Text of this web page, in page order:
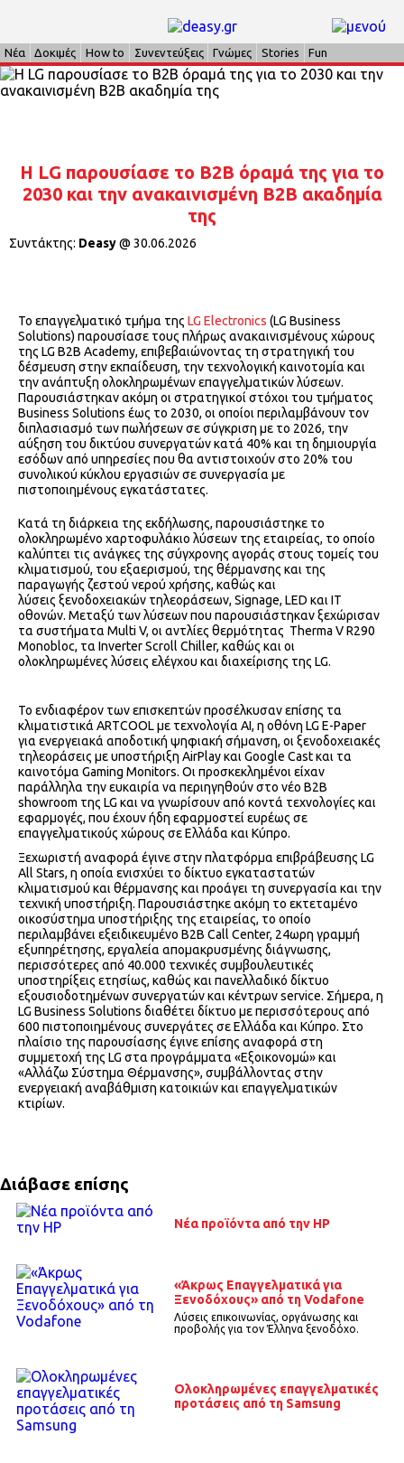
Νέα Δοκιμές How to Συνεντεύξεις Γνώμες Stories Fun
Η LG παρουσίασε το B2B όραμά της για το
2030 και την ανακαινισμένη Β2Β ακαδημία
της
Συντάκτης: Deasy@ 30.06.2026
Το επαγγελματικό τμήμα της LG Electronics (LG Business
Solutions) παρουσίασε τους πλήρως ανακαινισμένους χώρους
της LG B2B Academy, επιβεβαιώνοντας τη στρατηγική του
δέσμευση στην εκπαίδευση, την τεχνολογική καινοτομία και
την ανάπτυξη ολοκληρωμένων επαγγελματικών λύσεων.
Παρουσιάστηκαν ακόμη οι στρατηγικοί στόχοι του τμήματος
Business Solutions έως το 2030, οι οποίοι περιλαμβάνουν τον
διπλασιασμό των πωλήσεων σε σύγκριση με το 2026, την
αύξηση του δικτύου συνεργατών κατά 40% και τη δημιουργία
εσόδων από υπηρεσίες που θα αντιστοιχούν στο 20% του
συνολικού κύκλου εργασιών σε συνεργασία με
πιστοποιημένους εγκατάστατες.
Κατά τη διάρκεια της εκδήλωσης, παρουσιάστηκε το
ολοκληρωμένο χαρτοφυλάκιο λύσεων της εταιρείας, το οποίο
καλύπτει τις ανάγκες της σύγχρονης αγοράς στους τομείς του
κλιματισμού, του εξαερισμού, της θέρμανσης και της
παραγωγής ζεστού νερού χρήσης, καθώς και
λύσεις ξενοδοχειακών τηλεοράσεων, Signage, LED και ΙΤ
οθονών. Μεταξύ των λύσεων που παρουσιάστηκαν ξεχώρισαν
τα συστήματα Multi V, οι αντλίες θερμότητας Therma V R290
Monobloc, τα Inverter Scroll Chiller, καθώς και οι
ολοκληρωμένες λύσεις ελέγχου και διαχείρισης της LG.
Το ενδιαφέρον των επισκεπτών προσέλκυσαν επίσης τα
κλιματιστικά ARTCOOL με τεχνολογία AI, η οθόνη LG E-Paper
για ενεργειακά αποδοτική ψηφιακή σήμανση, οι ξενοδοχειακές
τηλεοράσεις με υποστήριξη AirPlay και Google Cast και τα
καινοτόμα Gaming Monitors. Οι προσκεκλημένοι είχαν
παράλληλα την ευκαιρία να περιηγηθούν στο νέο B2B
showroom της LG και να γνωρίσουν από κοντά τεχνολογίες και
εφαρμογές, που έχουν ήδη εφαρμοστεί ευρέως σε
επαγγελματικούς χώρους σε Ελλάδα και Κύπρο.
Ξεχωριστή αναφορά έγινε στην πλατφόρμα επιβράβευσης LG
All Stars, η οποία ενισχύει το δίκτυο εγκαταστατών
κλιματισμού και θέρμανσης και προάγει τη συνεργασία και την
τεχνική υποστήριξη. Παρουσιάστηκε ακόμη το εκτεταμένο
οικοσύστημα υποστήριξης της εταιρείας, το οποίο
περιλαμβάνει εξειδικευμένο B2B Call Center, 24ωρη γραμμή
εξυπηρέτησης, εργαλεία απομακρυσμένης διάγνωσης,
περισσότερες από 40.000 τεχνικές συμβουλευτικές
υποστηρίξεις ετησίως, καθώς και πανελλαδικό δίκτυο
εξουσιοδοτημένων συνεργατών και κέντρων service. Σήμερα, η
LG Business Solutions διαθέτει δίκτυο με περισσότερους από
600 πιστοποιημένους συνεργάτες σε Ελλάδα και Κύπρο. Στο
πλαίσιο της παρουσίασης έγινε επίσης αναφορά στη
συμμετοχή της LG στα προγράμματα «Εξοικονομώ» και
«Αλλάζω Σύστημα Θέρμανσης», συμβάλλοντας στην
ενεργειακή αναβάθμιση κατοικιών και επαγγελματικών
κτιρίων.
Διάβασε επίσης
Nέα προϊόντα από την HP
«Άκρως Επαγγελματικά για
Ξενοδόχους» από τη Vodafone
Λύσεις επικοινωνίας, οργάνωσης και
προβολής για τον Έλληνα ξενοδόχο.
Ολοκληρωμένες επαγγελματικές
προτάσεις από τη Samsung